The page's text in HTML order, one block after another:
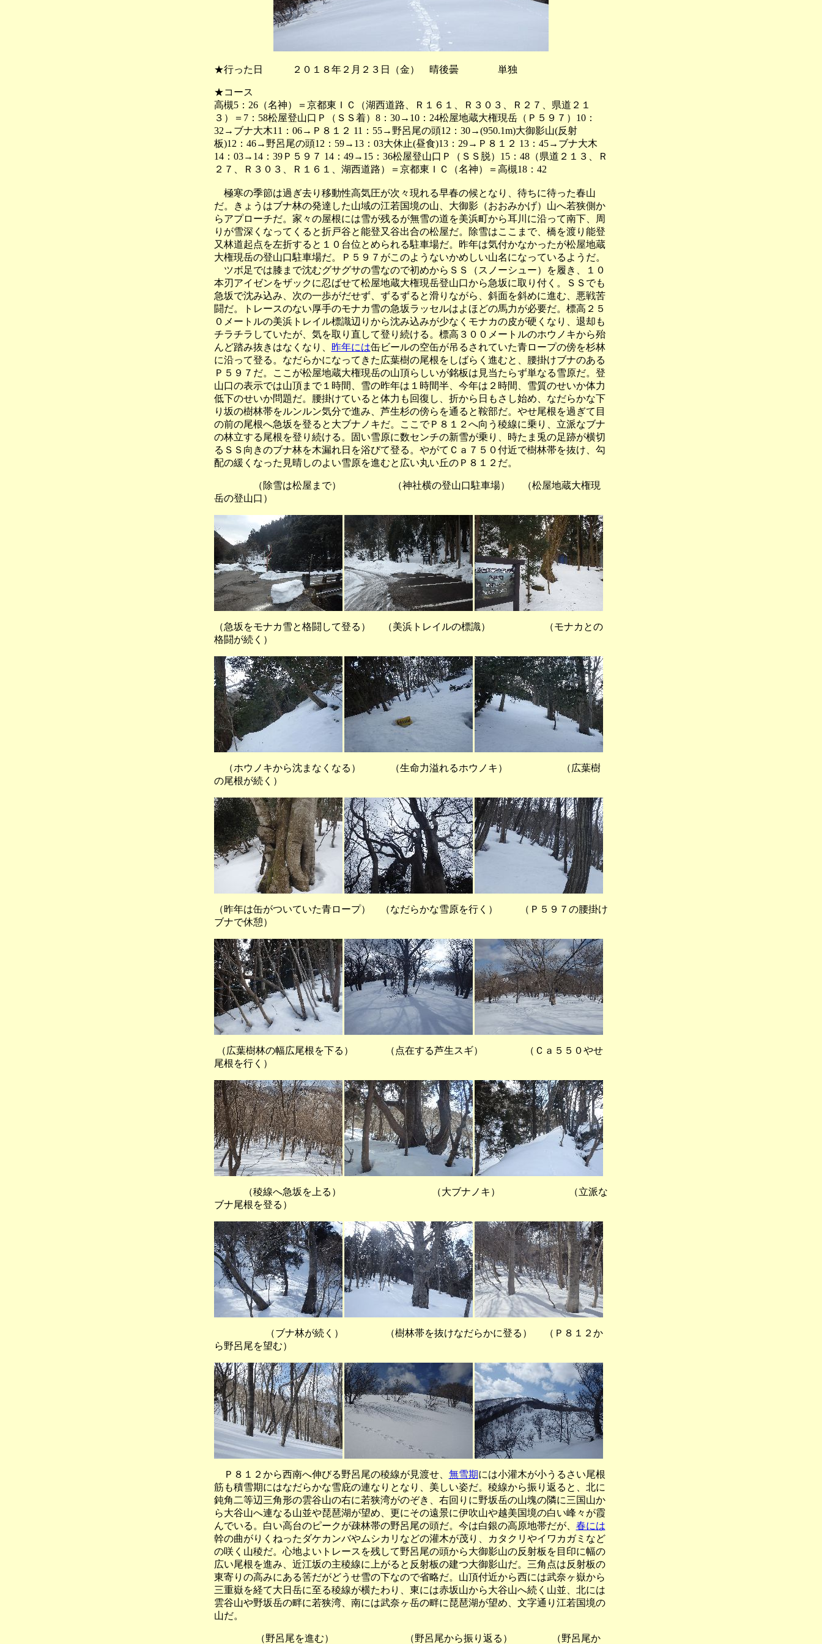
★行った日 ２０１８年２月２３日（金） 晴後曇 単独
★コース
高槻5：26（名神）＝京都東ＩＣ（湖西道路、Ｒ１６１、Ｒ３０３、Ｒ２７、県道２１
３）＝7：58松屋登山口Ｐ（ＳＳ着）8：30→10：24松屋地蔵大権現岳（Ｐ５９７）10：
32→ブナ大木11：06→Ｐ８１２ 11：55→野呂尾の頭12：30→(950.1m)大御影山(反射
板)12：46→野呂尾の頭12：59→13：03大休止(昼食)13：29→Ｐ８１２ 13：45→ブナ大木
14：03→14：39Ｐ５９７ 14：49→15：36松屋登山口Ｐ（ＳＳ脱）15：48（県道２１３、Ｒ
２７、Ｒ３０３、Ｒ１６１、湖西道路）＝京都東ＩＣ（名神）＝高槻18：42
極寒の季節は過ぎ去り移動性高気圧が次々現れる早春の候となり、待ちに待った春山
だ。きょうはブナ林の発達した山域の江若国境の山、大御影（おおみかげ）山へ若狭側か
らアプローチだ。家々の屋根には雪が残るが無雪の道を美浜町から耳川に沿って南下、周
りが雪深くなってくると折戸谷と能登又谷出合の松屋だ。除雪はここまで、橋を渡り能登
又林道起点を左折すると１０台位とめられる駐車場だ。昨年は気付かなかったが松屋地蔵
大権現岳の登山口駐車場だ。Ｐ５９７がこのようないかめしい山名になっているようだ。
ツボ足では膝まで沈むグサグサの雪なので初めからＳＳ（スノーシュー）を履き、１０
本刃アイゼンをザックに忍ばせて松屋地蔵大権現岳登山口から急坂に取り付く。ＳＳでも
急坂で沈み込み、次の一歩がだせず、ずるずると滑りながら、斜面を斜めに進む、悪戦苦
闘だ。トレースのない厚手のモナカ雪の急坂ラッセルはよほどの馬力が必要だ。標高２５
０メートルの美浜トレイル標識辺りから沈み込みが少なくモナカの皮が硬くなり、退却も
チラチラしていたが、気を取り直して登り続ける。標高３００メートルのホウノキから殆
んど踏み抜きはなくなり、 昨年には缶ビールの空缶が吊るされていた青ロープの傍を杉林
に沿って登る。なだらかになってきた広葉樹の尾根をしばらく進むと、腰掛けブナのある
Ｐ５９７だ。ここが松屋地蔵大権現岳の山頂らしいが銘板は見当たらず単なる雪原だ。登
山口の表示では山頂まで１時間、雪の昨年は１時間半、今年は２時間、雪質のせいか体力
低下のせいか問題だ。腰掛けていると体力も回復し、折から日もさし始め、なだらかな下
り坂の樹林帯をルンルン気分で進み、芦生杉の傍らを通ると鞍部だ。やせ尾根を過ぎて目
の前の尾根へ急坂を登ると大ブナノキだ。ここでＰ８１２へ向う稜線に乗り、立派なブナ
の林立する尾根を登り続ける。固い雪原に数センチの新雪が乗り、時たま兎の足跡が横切
るＳＳ向きのブナ林を木漏れ日を浴びて登る。やがてＣａ７５０付近で樹林帯を抜け、勾
配の緩くなった見晴しのよい雪原を進むと広い丸い丘のＰ８１２だ。
（除雪は松屋まで） （神社横の登山口駐車場） （松屋地蔵大権現
岳の登山口）
（急坂をモナカ雪と格闘して登る） （美浜トレイルの標識） （モナカとの
格闘が続く）
（ホウノキから沈まなくなる） （生命力溢れるホウノキ） （広葉樹
の尾根が続く）
（昨年は缶がついていた青ロープ） （なだらかな雪原を行く） （Ｐ５９７の腰掛け
ブナで休憩）
（広葉樹林の幅広尾根を下る） （点在する芦生スギ） （Ｃａ５５０やせ
尾根を行く）
（稜線へ急坂を上る） （大ブナノキ） （立派な
ブナ尾根を登る）
（ブナ林が続く） （樹林帯を抜けなだらかに登る） （Ｐ８１２か
ら野呂尾を望む）
Ｐ８１２から西南へ伸びる野呂尾の稜線が見渡せ、 無雪期には小灌木が小うるさい尾根
筋も積雪期にはなだらかな雪庇の連なりとなり、美しい姿だ。稜線から振り返ると、北に
鈍角二等辺三角形の雲谷山の右に若狭湾がのぞき、右回りに野坂岳の山塊の隣に三国山か
ら大谷山へ連なる山並や琵琶湖が望め、更にその遠景に伊吹山や越美国境の白い峰々が霞
んでいる。白い高台のピークが疎林帯の野呂尾の頭だ。今は白銀の高原地帯だが、 春には
幹の曲がりくねったダケカンバやムシカリなどの灌木が茂り、カタクリやイワカガミなど
の咲く山稜だ。心地よいトレースを残して野呂尾の頭から大御影山の反射板を目印に幅の
広い尾根を進み、近江坂の主稜線に上がると反射板の建つ大御影山だ。三角点は反射板の
東寄りの高みにある筈だがどうせ雪の下なので省略だ。山頂付近から西には武奈ヶ嶽から
三重嶽を経て大日岳に至る稜線が横たわり、東には赤坂山から大谷山へ続く山並、北には
雲谷山や野坂岳の畔に若狭湾、南には武奈ヶ岳の畔に琵琶湖が望め、文字通り江若国境の
山だ。
（野呂尾を進む） （野呂尾から振り返る） （野呂尾か